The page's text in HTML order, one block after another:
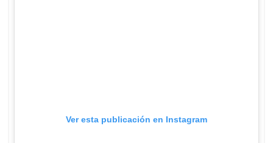
Ver esta publicación en Instagram